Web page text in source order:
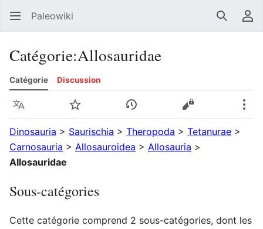
Paleowiki
Catégorie:Allosauridae
Catégorie Discussion
Langue Suivre Voir l’historiqueVoir le texte Plus
Dinosauria > Saurischia > Theropoda‎ > Tetanurae‎ >
Carnosauria‎ > Allosauroidea > Allosauria >
Allosauridae
Sous-catégories
Cette catégorie comprend 2 sous-catégories, dont les